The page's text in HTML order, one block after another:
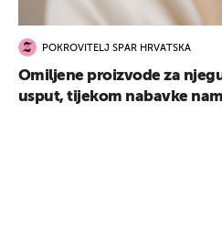
POKROVITELJ SPAR HRVATSKA
Omiljene proizvode za
usput, tijekom nabavke